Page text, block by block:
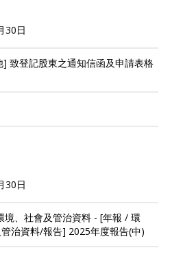
30日
] 致登記股東之通知信函及申請表格
30日
境、社會及管治資料 - [年報 / 環
治資料/報告] 2025年度報告(中)